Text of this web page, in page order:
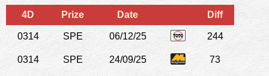
4D Prize Date Diff
0314 SPE 06/12/25 244
0314 SPE 24/09/25 73